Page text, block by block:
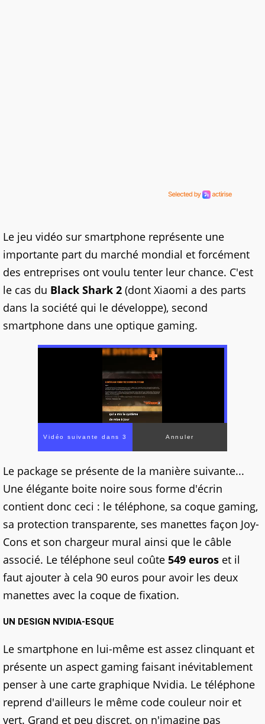
Le jeu vidéo sur smartphone représente une
importante part du marché mondial et forcément
des entreprises ont voulu tenter leur chance. C'est
le cas du Black Shark 2 (dont Xiaomi a des parts
dans la société qui le développe), second
smartphone dans une optique gaming.
Vidéo suivante dans 2 Annuler
Le package se présente de la manière suivante...
Une élégante boite noire sous forme d'écrin
contient donc ceci : le téléphone, sa coque gaming,
sa protection transparente, ses manettes façon Joy-
Cons et son chargeur mural ainsi que le câble
associé. Le téléphone seul coûte 549 euros et il
faut ajouter à cela 90 euros pour avoir les deux
manettes avec la coque de fixation.
UN DESIGN NVIDIA-ESQUE
Le smartphone en lui-même est assez clinquant et
présente un aspect gaming faisant inévitablement
penser à une carte graphique Nvidia. Le téléphone
reprend d'ailleurs le même code couleur noir et
vert. Grand et peu discret, on n'imagine pas